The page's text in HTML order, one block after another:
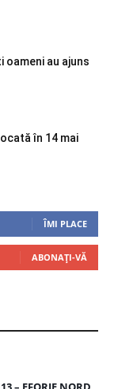
oameni au ajuns
în 14 mai
ÎMI PLACE
ABONAȚI-VĂ